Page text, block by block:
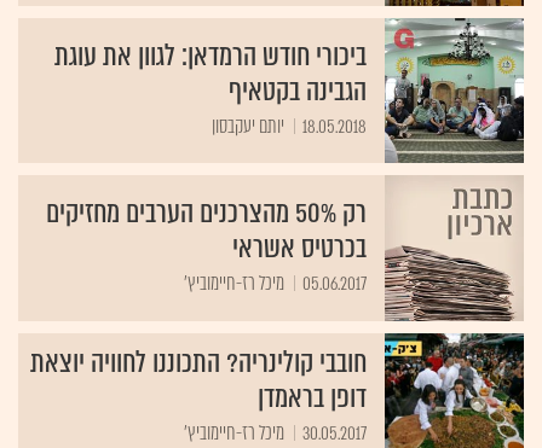
ביכורי חודש הרמדאן: לגוון את עוגת
הגבינה בקטאיף
18.05.2018 יותם יעקבסון
רק 50% מהצרכנים הערבים מחזיקים
בכרטיס אשראי
05.06.2017 מיכל רז-חיימוביץ'
חובבי קולינריה? התכוננו לחוויה יוצאת
דופן בראמדן
30.05.2017 מיכל רז-חיימוביץ'